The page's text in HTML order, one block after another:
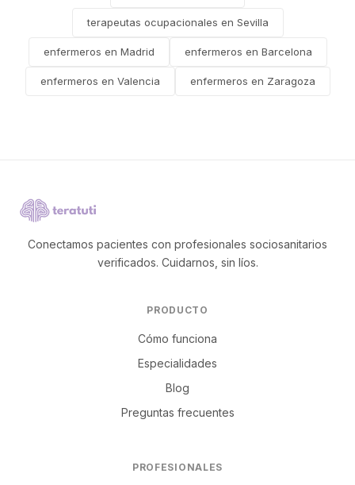
terapeutas ocupacionales en Sevilla
enfermeros en Madrid enfermeros en Barcelona
enfermeros en Valencia enfermeros en Zaragoza
Conectamos pacientes con profesionales sociosanitarios
verificados. Cuidarnos, sin líos.
PRODUCTO
Cómo funciona
Especialidades
Blog
Preguntas frecuentes
PROFESIONALES